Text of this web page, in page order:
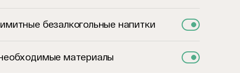
безалкогольные напитки
материалы